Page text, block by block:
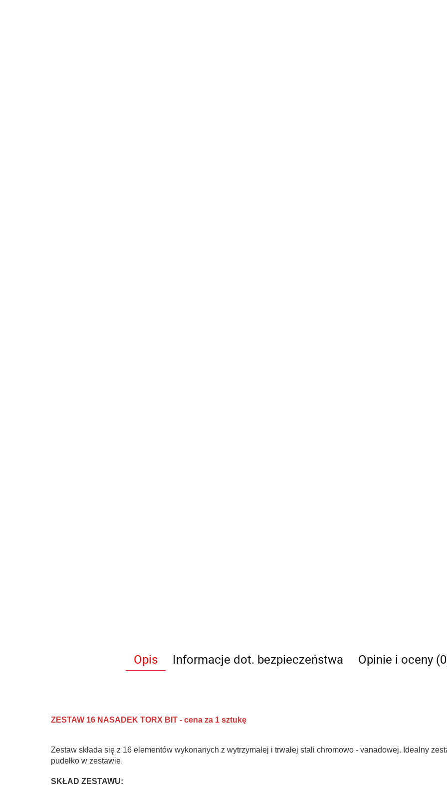
Opis Informacje dot. bezpieczeństwa Opinie i oceny
ZESTAW 16 NASADEK TORX BIT - cena za 1 sztukę
Zestaw składa się z 16 elementów wykonanych z wytrzymałej i trwałej stali chromowo - vanadowej. Idealny
pudełko w zestawie.
SKŁAD ZESTAWU: